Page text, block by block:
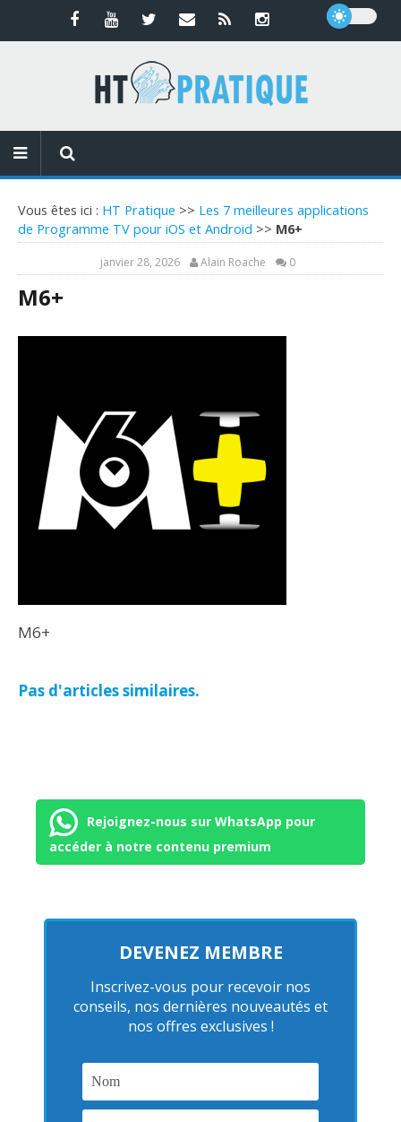
Vous êtes ici : HT Pratique >> Les 7 meilleures applications
de Programme TV pour iOS et Android >> M6+
janvier 28, 2026 Alain Roache 0
M6+
M6+
Pas d'articles similaires.
Rejoignez-nous sur WhatsApp pour
accéder à notre contenu premium
DEVENEZ MEMBRE
Inscrivez-vous pour recevoir nos
conseils, nos dernières nouveautés et
nos offres exclusives !